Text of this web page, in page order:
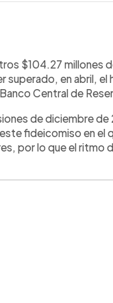
$104.27 millones
superado, en abril,
Central de
de diciembre
fideicomiso en el
por lo que el ritmo